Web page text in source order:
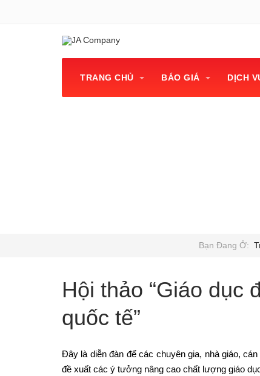
TRANG CHỦ BÁO GIÁ DỊCH
Bạn Đang Ở:
Hội thảo “Giáo dục
quốc tế”
Đây là diễn đàn để các chuyên gia, nhà giáo,
đề xuất các ý tưởng nâng cao chất lượng giáo